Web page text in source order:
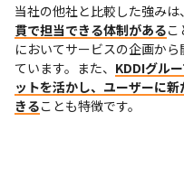
当社の他社と比較した強みは、
貫で担当できる体制がある
においてサービスの企画か
ています。また、 KDDIグル
ットを活かし、ユーザーに
きることも特徴です。